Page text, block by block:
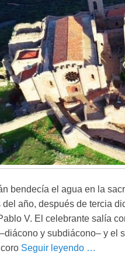
bendecía el agua en la
del año, después de tercia
V. El celebrante salía
y subdiácono– y el
Seguir leyendo …